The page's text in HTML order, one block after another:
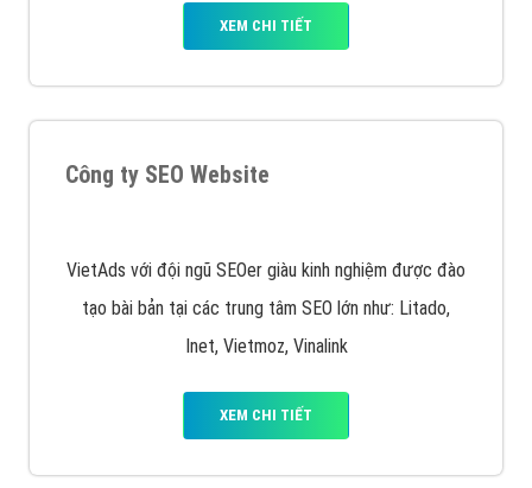
XEM CHI TIẾT
Công ty SEO Website
VietAds với đội ngũ SEOer giàu kinh nghiệm được đào
tạo bài bản tại các trung tâm SEO lớn như: Litado,
Inet, Vietmoz, Vinalink
XEM CHI TIẾT